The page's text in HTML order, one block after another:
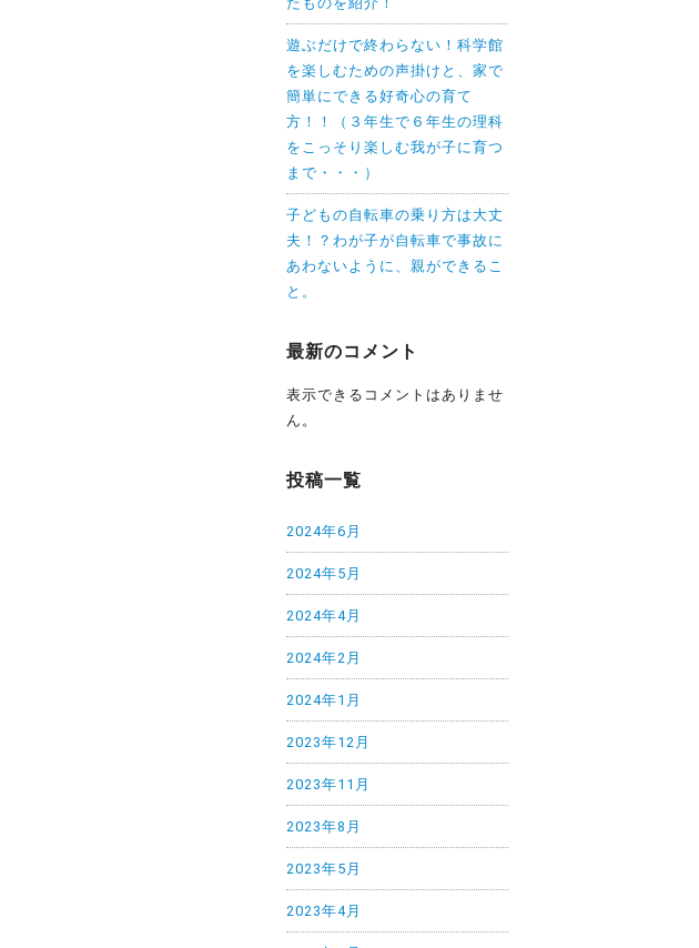
遊ぶだけで終わらない！科学館
を楽しむための声掛けと、家で
簡単にできる好奇心の育て
方！！（３年生で６年生の理科
をこっそり楽しむ我が子に育つ
まで・・・）
子どもの自転車の乗り方は大丈
夫！？わが子が自転車で事故に
あわないように、親ができるこ
と。
最新のコメント
表示できるコメントはありませ
ん。
投稿一覧
2024年6月
2024年5月
2024年4月
2024年2月
2024年1月
2023年12月
2023年11月
2023年8月
2023年5月
2023年4月